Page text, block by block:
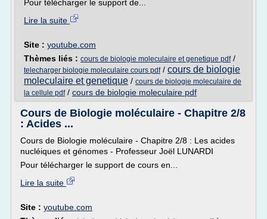
Pour télécharger le support de...
Lire la suite
Site : youtube.com
Thèmes liés : cours de biologie moleculaire et genetique pdf/
telecharger biologie moleculaire cours pdf/ cours de biologie
moleculaire et genetique / cours de biologie moleculaire de
la cellule pdf/ cours de biologie moleculaire pdf
Cours de Biologie moléculaire - Chapitre 2/8
: Acides ...
Cours de Biologie moléculaire - Chapitre 2/8 : Les acides
nucléiques et génomes - Professeur Joël LUNARDI
Pour télécharger le support de cours en...
Lire la suite
Site : youtube.com